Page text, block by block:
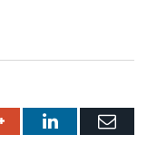
Google+LinkedIn